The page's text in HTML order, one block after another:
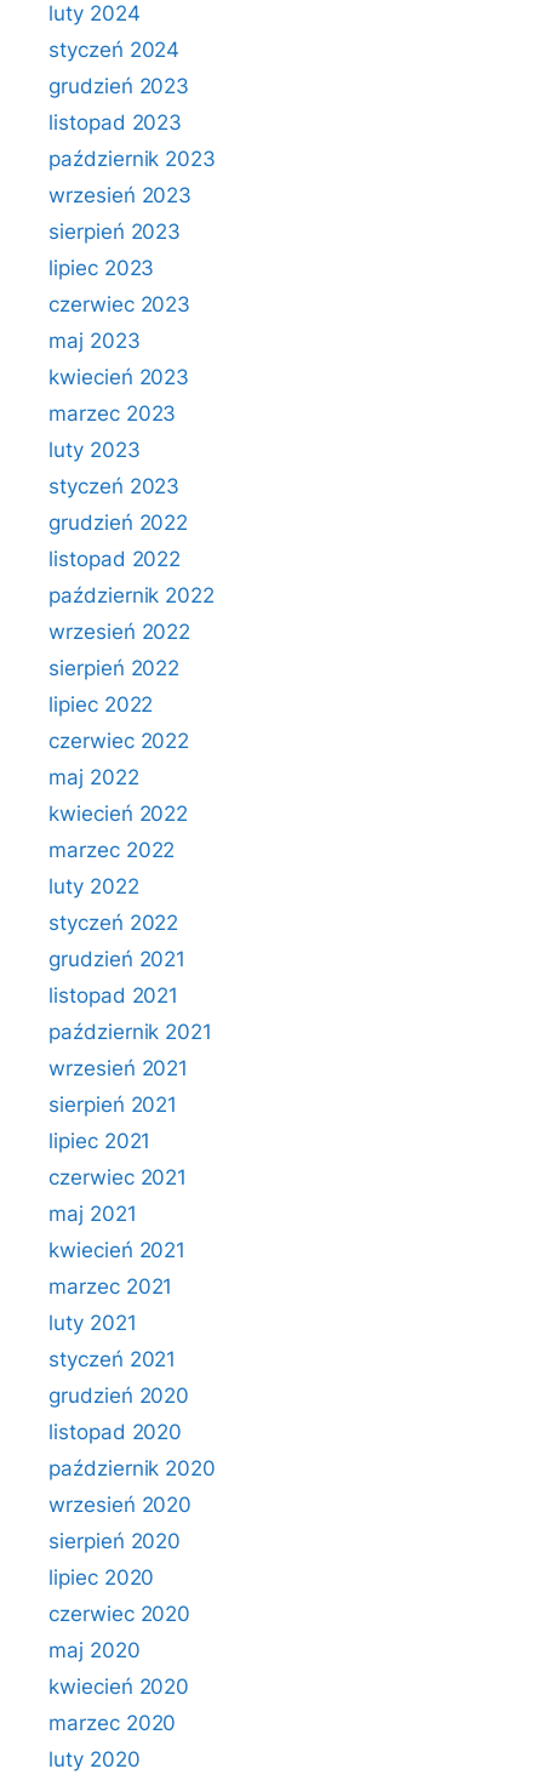
luty 2024
styczeń 2024
grudzień 2023
listopad 2023
październik 2023
wrzesień 2023
sierpień 2023
lipiec 2023
czerwiec 2023
maj 2023
kwiecień 2023
marzec 2023
luty 2023
styczeń 2023
grudzień 2022
listopad 2022
październik 2022
wrzesień 2022
sierpień 2022
lipiec 2022
czerwiec 2022
maj 2022
kwiecień 2022
marzec 2022
luty 2022
styczeń 2022
grudzień 2021
listopad 2021
październik 2021
wrzesień 2021
sierpień 2021
lipiec 2021
czerwiec 2021
maj 2021
kwiecień 2021
marzec 2021
luty 2021
styczeń 2021
grudzień 2020
listopad 2020
październik 2020
wrzesień 2020
sierpień 2020
lipiec 2020
czerwiec 2020
maj 2020
kwiecień 2020
marzec 2020
luty 2020